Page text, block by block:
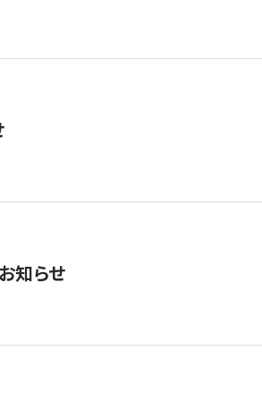
知らせ